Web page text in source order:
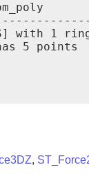
with 1
5 points
,